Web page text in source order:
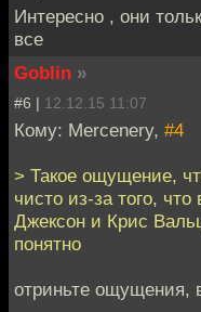
Интересно , они
все
Goblin »
#6 | 12.12.15 11:07
Кому: Mercenery, #4
> Такое ощущение,
чисто из-за того,
Джексон и Крис
понятно
отриньте ощущения,